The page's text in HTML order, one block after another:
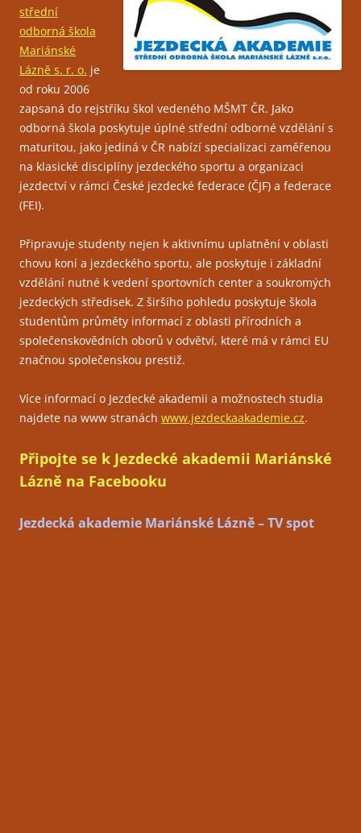
střední
odborná škola
Mariánské
Lázně s. r. o. je
od roku 2006
zapsaná do rejstříku škol vedeného MŠMT ČR. Jako
odborná škola poskytuje úplné střední odborné vzdělání s
maturitou, jako jediná v ČR nabízí specializaci zaměřenou
na klasické disciplíny jezdeckého sportu a organizaci
jezdectví v rámci České jezdecké federace (ČJF) a federace
(FEI).
Připravuje studenty nejen k aktivnímu uplatnění v oblasti
chovu koní a jezdeckého sportu, ale poskytuje i základní
vzdělání nutné k vedení sportovních center a soukromých
jezdeckých středisek. Z širšího pohledu poskytuje škola
studentům průměty informací z oblasti přírodních a
společenskovědních oborů v odvětví, které má v rámci EU
značnou společenskou prestiž.
Více informací o Jezdecké akademii a možnostech studia
najdete na www stranách www.jezdeckaakademie.cz.
Připojte se k Jezdecké akademii Mariánské
Lázně na Facebooku
Jezdecká akademie Mariánské Lázně – TV spot